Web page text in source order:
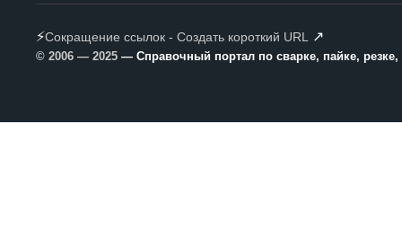
⚡Сокращение ссылок - Создать короткий URL ↗
© 2006 — 2025 — Справочный портал по сварке, пайке,